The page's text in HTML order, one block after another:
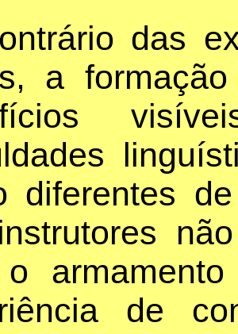
das
a
diferentes
de